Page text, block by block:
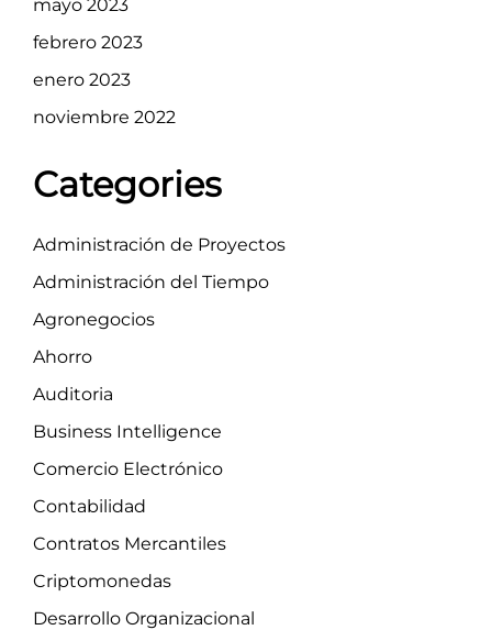
mayo 2023
febrero 2023
enero 2023
noviembre 2022
Categories
Administración de Proyectos
Administración del Tiempo
Agronegocios
Ahorro
Auditoria
Business Intelligence
Comercio Electrónico
Contabilidad
Contratos Mercantiles
Criptomonedas
Desarrollo Organizacional